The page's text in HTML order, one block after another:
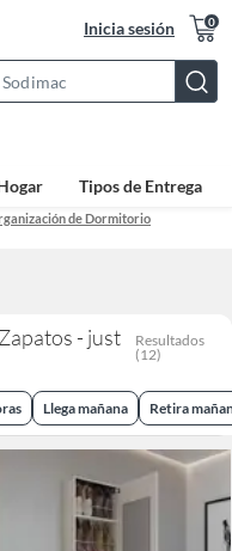
Inicia sesión 0
Bar
Tipos de Entrega
de Dormitorio
Resultados
(12)
Llega mañana Retira